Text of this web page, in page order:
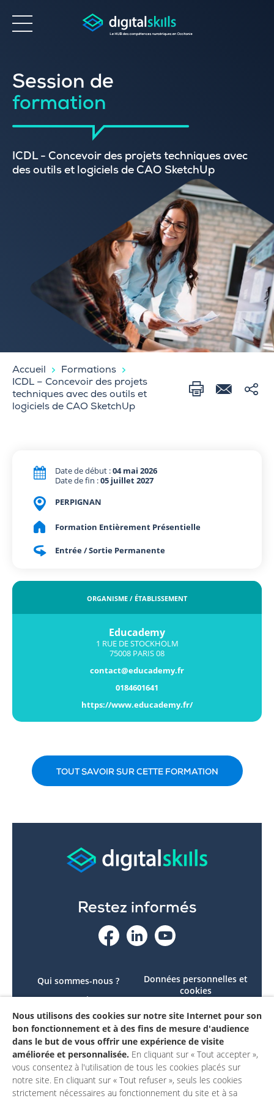
Accessibilité
Session de
formation
ICDL - Concevoir des projets techniques avec
des outils et logiciels de CAO SketchUp
Accueil
Formations
ICDL – Concevoir des projets
techniques avec des outils et
logiciels de CAO SketchUp
Date de début :04 mai 2026
Date de fin :05 juillet 2027
PERPIGNAN
Formation Entièrement Présentielle
Entrée / Sortie Permanente
ORGANISME / ÉTABLISSEMENT
Educademy
1 RUE DE STOCKHOLM
75008 PARIS 08
contact@educademy.fr
0184601641
https://www.educademy.fr/
TOUT SAVOIR SUR CETTE FORMATION
Restez informés
Qui sommes-nous ?
Le projet
Contactez-nous
Mon compte
Données personnelles et
cookies
conforme
Mentions légales
Nous utilisons des cookies sur notre site Internet pour son
bon fonctionnement et à des fins de mesure d'audience
dans le but de vous offrir une expérience de visite
améliorée et personnalisée. En cliquant sur « Tout accepter »,
vous consentez à l'utilisation de tous les cookies placés sur
notre site. En cliquant sur « Tout refuser », seuls les cookies
strictement nécessaires au fonctionnement du site et à sa